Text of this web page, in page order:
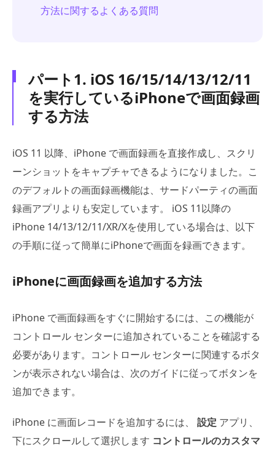
方法に関するよくある質問
パート1. iOS 16/15/14/13/12/11
を実行しているiPhoneで画面録画
する方法
iOS 11 以降、iPhone で画面録画を直接作成し、スクリ
ーンショットをキャプチャできるようになりました。こ
のデフォルトの画面録画機能は、サードパーティの画面
録画アプリよりも安定しています。 iOS 11以降の
iPhone 14/13/12/11/XR/Xを使用している場合は、以下
の手順に従って簡単にiPhoneで画面を録画できます。
iPhoneに画面録画を追加する方法
iPhone で画面録画をすぐに開始するには、この機能が
コントロール センターに追加されていることを確認する
必要があります。コントロール センターに関連するボタ
ンが表示されない場合は、次のガイドに従ってボタンを
追加できます。
iPhone に画面レコードを追加するには、 設定 アプリ、
下にスクロールして選択します コントロールのカスタマ